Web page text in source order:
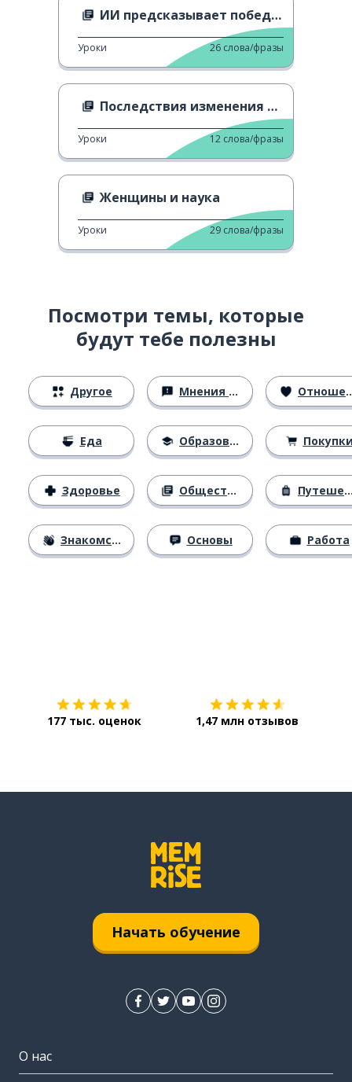
ИИ предсказывает победителя ЕВРО 2024
Уроки 26 слова/фразы
Последствия изменения климата
Уроки 12 слова/фразы
Женщины и наука
Уроки 29 слова/фразы
Посмотри темы, которые
будут тебе полезны
Другое
Еда
Здоровье
Знакомство
Мнения и убеждения
Образование
Общество
Основы
Отношения
Путешествия
Работа
177 тыс. оценок 1,47 млн отзывов
Начать обучение
О нас